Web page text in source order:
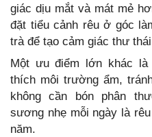
giác dịu mắt và mát mẻ
đặt tiểu cảnh rêu ở góc
trà để tạo cảm giác thư
Một ưu điểm lớn khác
thích môi trường ẩm,
không cần bón phân
sương nhẹ mỗi ngày là
năm.